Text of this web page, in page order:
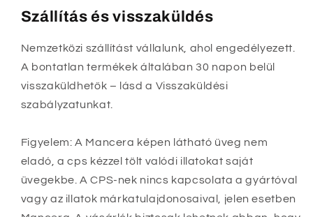
Szállítás és visszaküldés
Nemzetközi szállítást vállalunk, ahol engedélyezett.
A bontatlan termékek általában 30 napon belül
visszaküldhetők – lásd a Visszaküldési
szabályzatunkat.
Figyelem: A Mancera képen látható üveg nem
eladó, a cps kézzel tölt valódi illatokat saját
üvegekbe. A CPS-nek nincs kapcsolata a gyártóval
vagy az illatok márkatulajdonosaival, jelen esetben